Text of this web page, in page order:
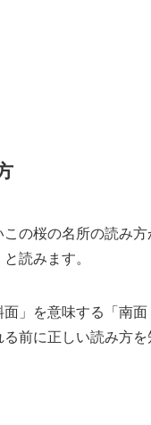
の桜の名所の読み方
と読みます。
」を意味する「南
前に正しい読み方